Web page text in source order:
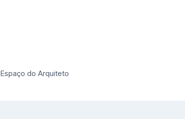
Espaço do Arquiteto